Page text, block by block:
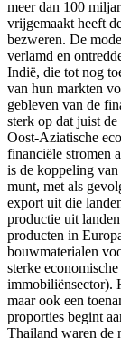
meer dan 100
vrijgemaakt heeft
bezweren. De
verlamd en
Indië, die tot nog
van hun markten
gebleven van de
sterk op dat juist
Oost-Aziatische
financiële stromen
is de koppeling van
munt, met als
export uit die
productie uit
producten in
bouwmaterialen
sterke
immobiliënsector).
maar ook een
proporties begint
Thailand waren de